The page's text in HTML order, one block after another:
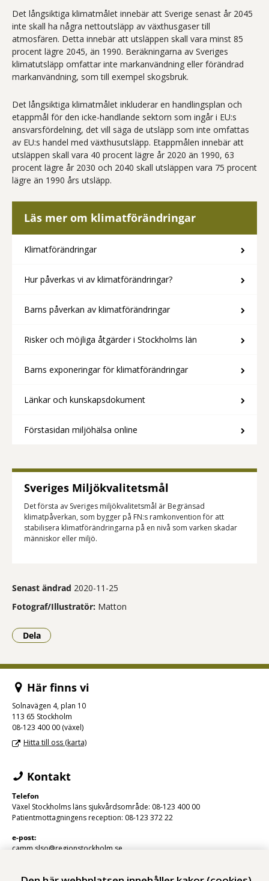
Det långsiktiga klimatmålet innebär att Sverige senast år 2045
inte skall ha några nettoutsläpp av växthusgaser till
atmosfären. Detta innebär att utsläppen skall vara minst 85
procent lägre 2045, än 1990. Beräkningarna av Sveriges
klimatutsläpp omfattar inte markanvändning eller förändrad
markanvändning, som till exempel skogsbruk.
Det långsiktiga klimatmålet inkluderar en handlingsplan och
etappmål för den icke-handlande sektorn som ingår i EU:s
ansvarsfördelning, det vill säga de utsläpp som inte omfattas
av EU:s handel med växthusutsläpp. Etappmålen innebär att
utsläppen skall vara 40 procent lägre år 2020 än 1990, 63
procent lägre år 2030 och 2040 skall utsläppen vara 75 procent
lägre än 1990 års utsläpp.
Läs mer om klimatförändringar
Klimatförändringar
Hur påverkas vi av klimatförändringar?
Barns påverkan av klimatförändringar
Risker och möjliga åtgärder i Stockholms län
Barns exponeringar för klimatförändringar
Länkar och kunskapsdokument
Förstasidan miljöhälsa online
Sveriges Miljökvalitetsmål
Det första av Sveriges miljökvalitetsmål är Begränsad
klimatpåverkan, som bygger på FN:s ramkonvention för att
stabilisera klimatförändringarna på en nivå som varken skadar
människor eller miljö.
Senast ändrad 2020-11-25
Fotograf/Illustratör: Matton
Dela
- Klicka för att öppna delningsalternativ.
Här finns vi
Solnavägen 4, plan 10
113 65 Stockholm
08-123 400 00 (växel)
Hitta till oss (karta)
Kontakt
Telefon
Växel Stockholms läns sjukvårdsområde: 08-123 400 00
Patientmottagningens reception: 08-123 372 22
e-post:
camm.slso@regionstockholm.se